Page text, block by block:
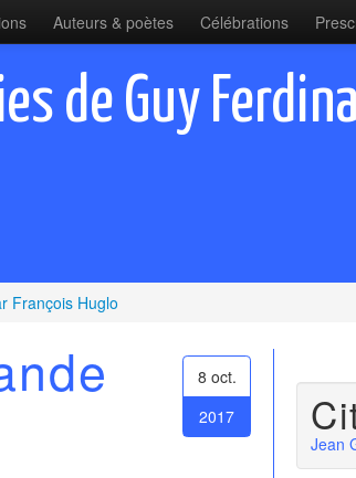
Auteurs & poètes Célébrations
de Guy
François Huglo
8 oct.
2017
Jean